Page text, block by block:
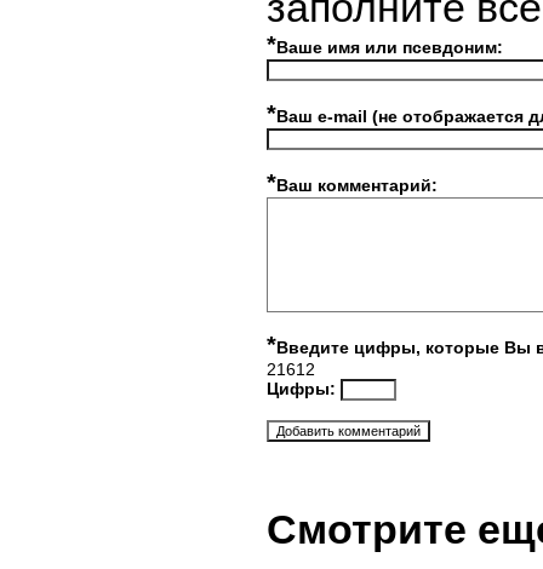
*Ваше имя или псевдоним:
*Ваш e-mail (не отображается
*Ваш комментарий:
*Введите цифры, которые Вы
21612
Цифры:
Смотрите